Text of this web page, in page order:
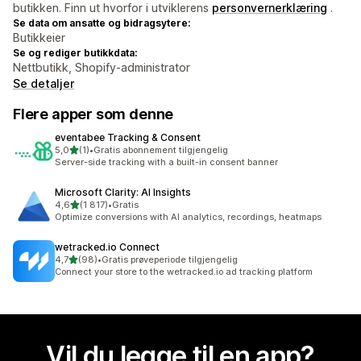
butikken. Finn ut hvorfor i utviklerens personvernerklæring .
Se data om ansatte og bidragsytere:
Butikkeier
Se og rediger butikkdata:
Nettbutikk, Shopify-administrator
Se detaljer
Flere apper som denne
eventabee Tracking & Consent
5,0av 5 stjerner
(1)
Totalt 1 omtaler
•Gratis abonnement tilgjengelig
Server-side tracking with a built-in consent banner
Microsoft Clarity: AI Insights
4,6av 5 stjerner
(1 817)
Totalt 1817 omtaler
•Gratis
Optimize conversions with AI analytics, recordings, heatmaps
wetracked.io Connect
4,7av 5 stjerner
(98)
Totalt 98 omtaler
•Gratis prøveperiode tilgjengelig
Connect your store to the wetracked.io ad tracking platform